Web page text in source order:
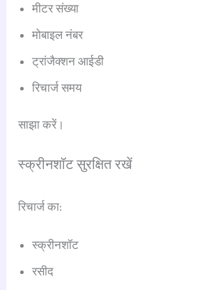
मीटर संख्या
मोबाइल नंबर
ट्रांजैक्शन आईडी
रिचार्ज समय
साझा करें।
स्क्रीनशॉट सुरक्षित रखें
रिचार्ज का:
स्क्रीनशॉट
रसीद